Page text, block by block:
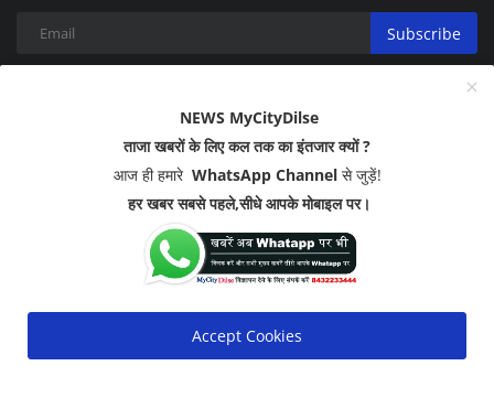
Subscribe
Copyright 2023 - All Rights Reserved.
Privacy Policy ABOUT US Terms & Conditions
NEWS MyCityDilse
ताजा खबरों के लिए कल तक का इंतजार क्यों ?
आज ही हमारे WhatsApp Channelसे जुड़ें!
हर खबर सबसे पहले,सीधे आपके मोबाइल पर।
Accept Cookies